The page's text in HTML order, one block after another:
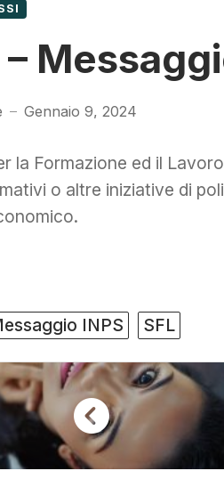
–
— Gennaio 9, 2024
la Formazione ed il
o altre iniziative di
INPS SFL